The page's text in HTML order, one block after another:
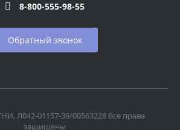
8-800-555-98-55
Обратный звонок
Л042-01157-39/00563228 Все права
защищены